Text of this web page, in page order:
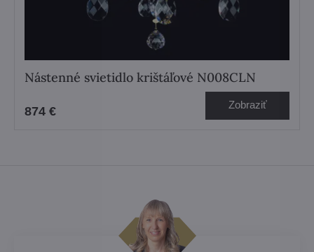
Nástenné svietidlo krištáľové N008CLN
874 € Zobraziť